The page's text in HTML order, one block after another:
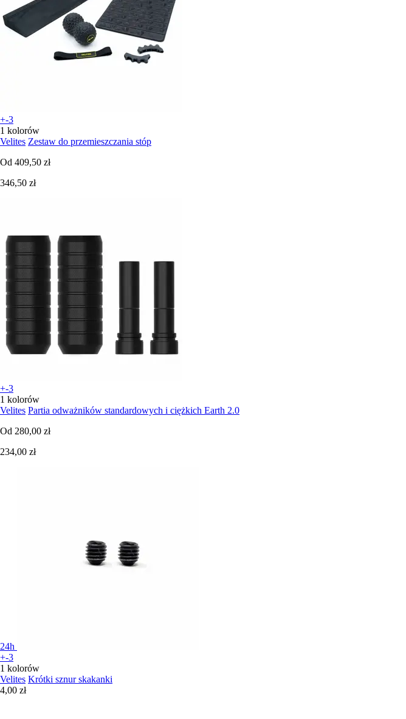
+-3
1 kolorów
Velites Zestaw do przemieszczania stóp
Od 409,50 zł
346,50 zł
+-3
1 kolorów
Velites Partia odważników standardowych i ciężkich Earth 2.0
Od 280,00 zł
234,00 zł
24h
+-3
1 kolorów
Velites Krótki sznur skakanki
4,00 zł